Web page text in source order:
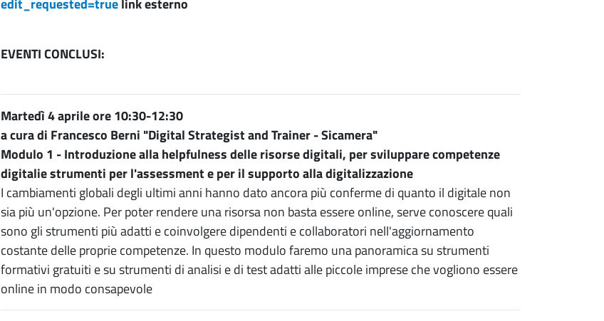
edit_requested=truelink esterno
EVENTI CONCLUSI:
Martedì 4 aprile ore 10:30-12:30
a cura di Francesco Berni "Digital Strategist and Trainer - Sicamera"
Modulo 1 - Introduzione alla helpfulness delle risorse digitali, per sviluppare competenze
digitalie strumenti per l'assessment e per il supporto alla digitalizzazione
I cambiamenti globali degli ultimi anni hanno dato ancora più conferme di quanto il digitale non
sia più un'opzione. Per poter rendere una risorsa non basta essere online, serve conoscere quali
sono gli strumenti più adatti e coinvolgere dipendenti e collaboratori nell'aggiornamento
costante delle proprie competenze. In questo modulo faremo una panoramica su strumenti
formativi gratuiti e su strumenti di analisi e di test adatti alle piccole imprese che vogliono essere
online in modo consapevole